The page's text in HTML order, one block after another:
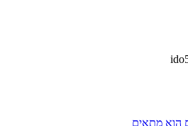
הוא מתאים